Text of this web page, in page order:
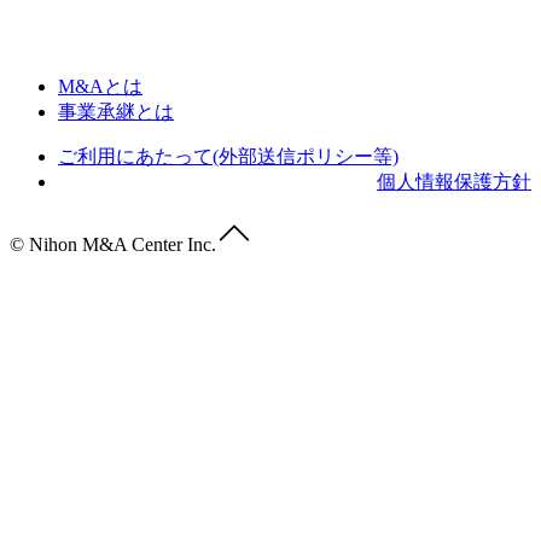
M&Aとは
事業承継とは
ご利用にあたって(外部送信ポリシー等)
個人情報保護方針
© Nihon M&A Center Inc.